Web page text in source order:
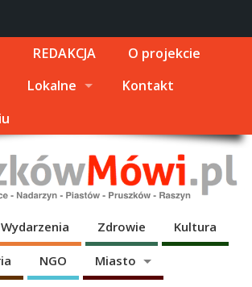
REDAKCJA
O projekcie
Lokalne
Kontakt
Wydarzenia Zdrowie Kultura
NGO Miasto